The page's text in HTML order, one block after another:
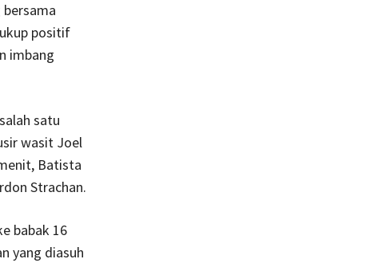
positif
imbang
satu
wasit Joel
Batista
Strachan.
babak 16
yang diasuh